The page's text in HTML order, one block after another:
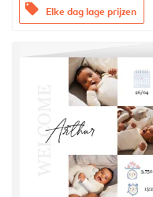
offers Elke dag lage prijzen